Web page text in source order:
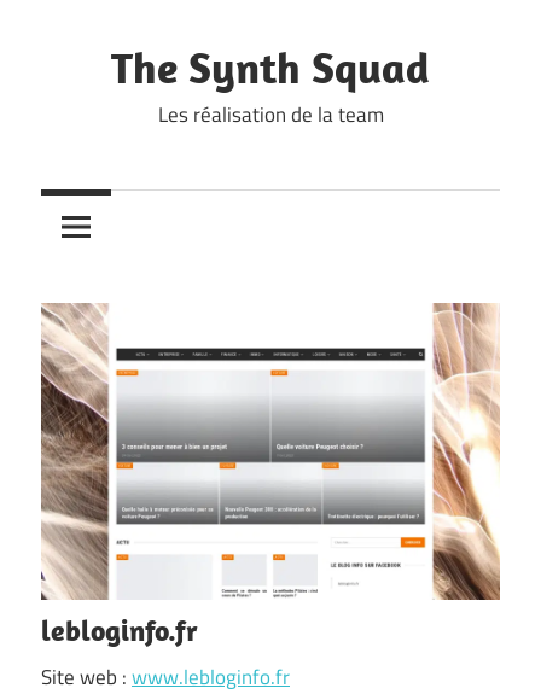
The Synth Squad
Les réalisation de la team
lebloginfo.fr
Site web :www.lebloginfo.fr